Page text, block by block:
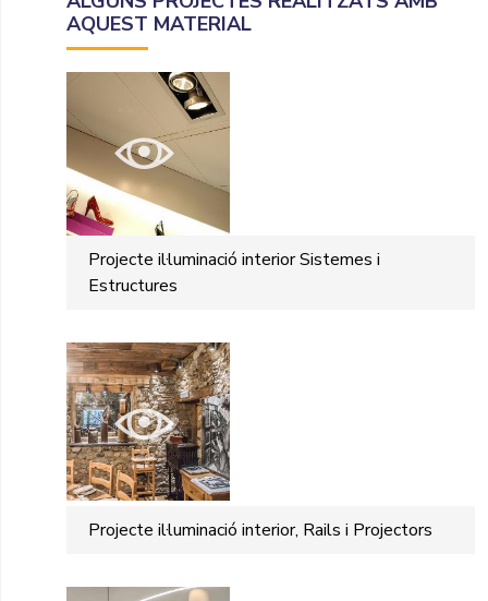
AQUEST MATERIAL
Projecte il·luminació interior Sistemes i
Estructures
Projecte il·luminació interior, Rails i Projectors